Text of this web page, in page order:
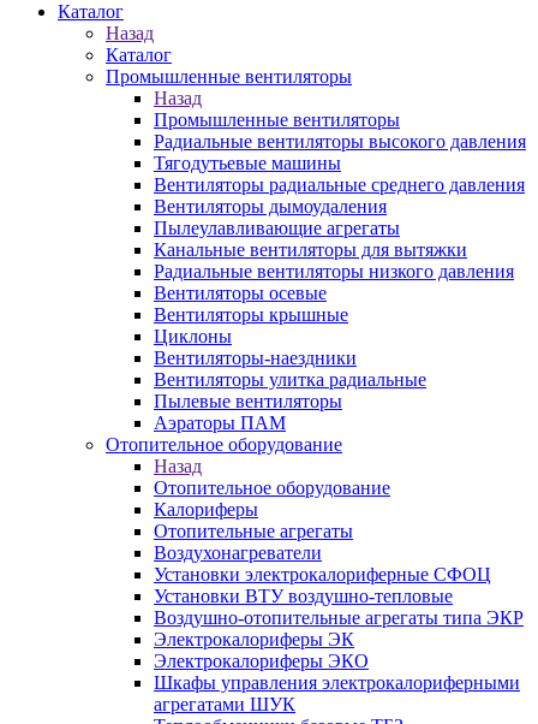
Каталог
Назад
Каталог
Промышленные вентиляторы
Назад
Промышленные вентиляторы
Радиальные вентиляторы высокого давления
Тягодутьевые машины
Вентиляторы радиальные среднего давления
Вентиляторы дымоудаления
Пылеулавливающие агрегаты
Канальные вентиляторы для вытяжки
Радиальные вентиляторы низкого давления
Вентиляторы осевые
Вентиляторы крышные
Циклоны
Вентиляторы-наездники
Вентиляторы улитка радиальные
Пылевые вентиляторы
Аэраторы ПАМ
Отопительное оборудование
Назад
Отопительное оборудование
Калориферы
Отопительные агрегаты
Воздухонагреватели
Установки электрокалориферные СФОЦ
Установки ВТУ воздушно-тепловые
Воздушно-отопительные агрегаты типа ЭКР
Электрокалориферы ЭК
Электрокалориферы ЭКО
Шкафы управления электрокалориферными
агрегатами ШУК